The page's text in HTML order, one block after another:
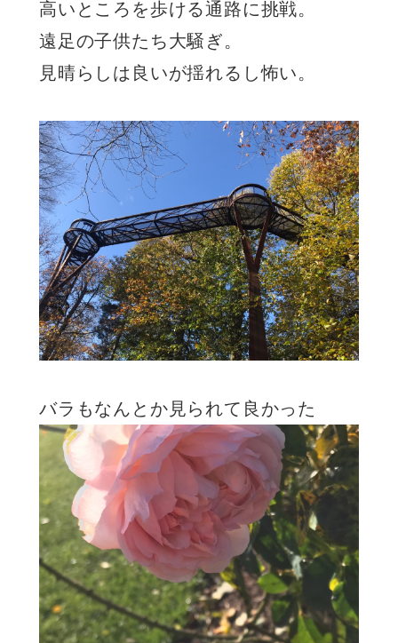
高いところを歩ける通路に挑戦。
遠足の子供たち大騒ぎ。
見晴らしは良いが揺れるし怖い。
バラもなんとか見られて良かった